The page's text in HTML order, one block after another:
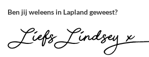
Ben jij weleens in Lapland geweest?